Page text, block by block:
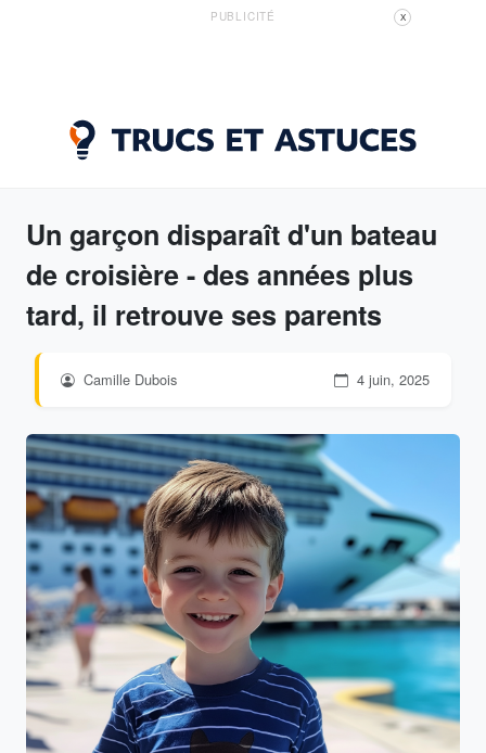
PUBLICITÉ X
Un garçon disparaît d'un bateau
de croisière - des années plus
tard, il retrouve ses parents
Camille Dubois 4 juin, 2025